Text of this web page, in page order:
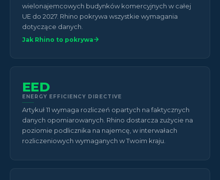
wielonajemcowych budynków komercyjnych w całej
UE do 2027. Rhino pokrywa wszystkie wymagania
dotyczące danych.
Jak Rhino to pokrywa
EED
ENERGY EFFICIENCY DIRECTIVE
Artykuł 11 wymaga rozliczeń opartych na faktycznych
danych opomiarowanych. Rhino dostarcza zużycie na
poziomie podlicznika na najemcę, w interwałach
rozliczeniowych wymaganych w Twoim kraju.